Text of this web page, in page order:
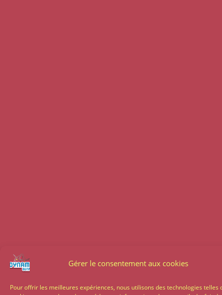
Gérer le consentement aux cookies
Pour offrir les meilleures expériences, nous utilisons des technologies telles